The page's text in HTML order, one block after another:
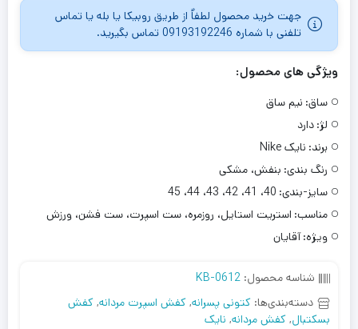
جهت خرید محصول لطفاٌ از طریق روبیکا یا بله یا تماس
تلفنی با شماره 09193192246 تماس بگیرید.
ویژگی های محصول:
ساق: نیم ساق
لژ: دارد
برند: نایک Nike
رنگ بندی: بنفش، مشکی
سایز-بندی: 40، 41، 42، 43، 44، 45
مناسب: استریت استایل، روزمره، ست اسپرت، ست فشن، ورزش
ویژه: آقایان
شناسه محصول: KB-0612
دسته‌بندی‌ها: کتونی پسرانه, کفش اسپرت مردانه, کفش
بسکتبال, کفش مردانه, نایک